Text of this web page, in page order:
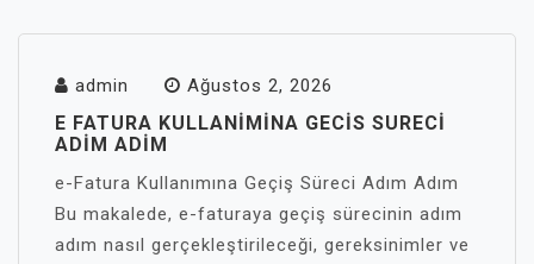
admin Ağustos 2, 2026
E FATURA KULLANIMINA GECIS SURECI
ADIM ADIM
e-Fatura Kullanımına Geçiş Süreci Adım Adım
Bu makalede, e-faturaya geçiş sürecinin adım
adım nasıl gerçekleştirileceği, gereksinimler ve